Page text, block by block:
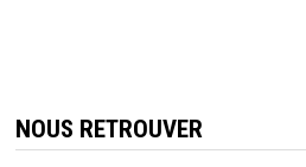
NOUS RETROUVER